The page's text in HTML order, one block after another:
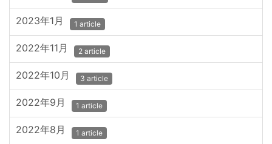
2023年1月 1 article
2022年11月 2 article
2022年10月 3 article
2022年9月 1 article
2022年8月 1 article